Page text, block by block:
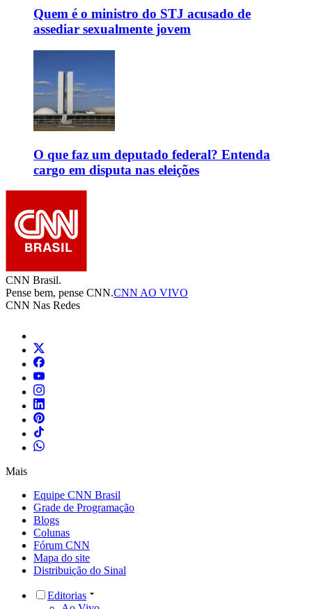
Quem é o ministro do STJ acusado de
assediar sexualmente jovem
O que faz um deputado federal? Entenda
cargo em disputa nas eleições
CNN Brasil.
Pense bem, pense CNN.CNN AO VIVO
CNN Nas Redes
Mais
Equipe CNN Brasil
Grade de Programação
Blogs
Colunas
Fórum CNN
Mapa do site
Distribuição do Sinal
Editorias